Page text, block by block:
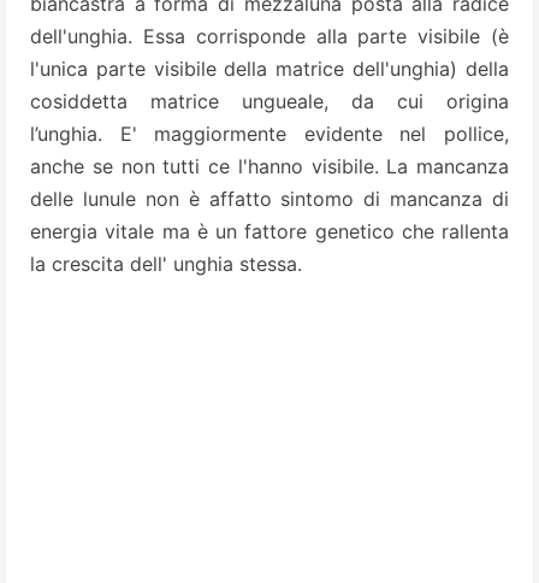
dell'unghia. Essa corrisponde alla parte visibile (è
l'unica parte visibile della matrice dell'unghia) della
cosiddetta matrice ungueale, da cui origina
l’unghia. E' maggiormente evidente nel pollice,
anche se non tutti ce l'hanno visibile. La mancanza
delle lunule non è affatto sintomo di mancanza di
energia vitale ma è un fattore genetico che rallenta
la crescita dell' unghia stessa.